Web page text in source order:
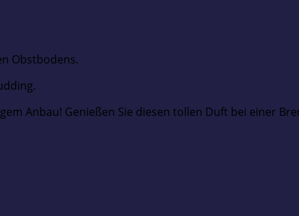
Obstbodens.
Anbau! Genießen Sie diesen tollen Duft bei einer